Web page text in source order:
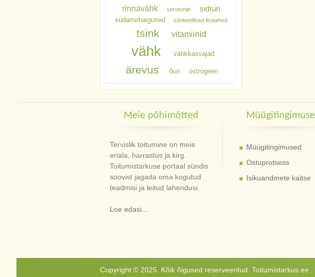
rinnavähk serotoniin sidrun
südamehaigused sünteetilised lisaained
tsink vitamiinid
vähk vähkkasvajad
ärevus õun östrogeen
Meie põhimõtted
Tervislik toitumine on meie
eriala, harrastus ja kirg.
Toitumistarkuse portaal sündis
soovist jagada oma kogutud
teadmisi ja leitud lahendusi.
Loe edasi...
Müügitingimused
Ostuprotsess
Isikuandmete kaitse
Copyright © 2025. Kõik õigused reserveeritud. Toitumistarkus.ee